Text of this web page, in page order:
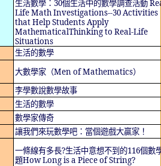
生活數學： 30個生活中的數學調查活動
Life Math Investigations--30 Activities
that Help Students Apply
MathematicalThinking to Real-Life
Situations
生活的數學
大數學家（Men of Mathematics）
李學數說數學故事
生活的數學
數學家傳奇
讓我們來玩數學吧：當個遊戲大贏家！
一條線有多長?生活中意想不到的116個數
題How Long is a Piece of String?